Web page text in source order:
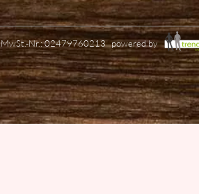
MwSt.-Nr.: 02479760213 powered by